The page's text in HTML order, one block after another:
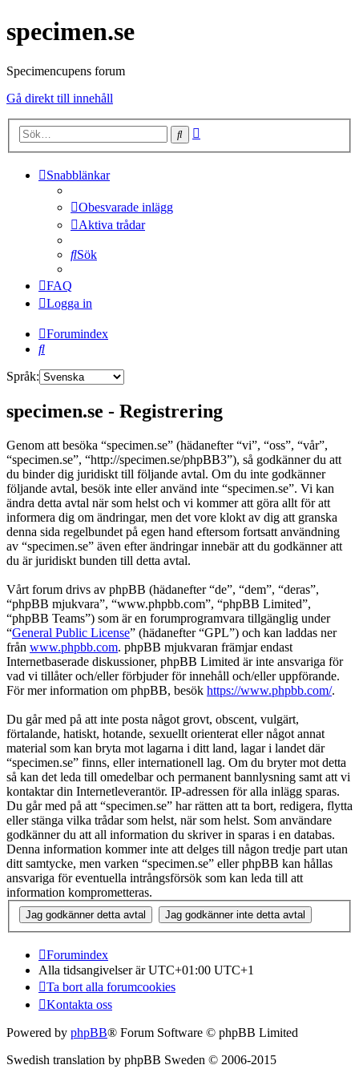
specimen.se
Specimencupens forum
Gå direkt till innehåll
Sök
Snabblänkar
Obesvarade inlägg
Aktiva trådar
Sök
FAQ
Logga in
Forumindex
Sök
Språk:
specimen.se - Registrering
Genom att besöka “specimen.se” (hädanefter “vi”, “oss”, “vår”,
“specimen.se”, “http://specimen.se/phpBB3”), så godkänner du att
du binder dig juridiskt till följande avtal. Om du inte godkänner
följande avtal, besök inte eller använd inte “specimen.se”. Vi kan
ändra detta avtal när som helst och vi kommer att göra allt för att
informera dig om ändringar, men det vore klokt av dig att granska
denna sida regelbundet på egen hand eftersom fortsatt användning
av “specimen.se” även efter ändringar innebär att du godkänner att
du är juridiskt bunden till detta avtal.
Vårt forum drivs av phpBB (hädanefter “de”, “dem”, “deras”,
“phpBB mjukvara”, “www.phpbb.com”, “phpBB Limited”,
“phpBB Teams”) som är en forumprogramvara tillgänglig under
“General Public License” (hädanefter “GPL”) och kan laddas ner
från www.phpbb.com. phpBB mjukvaran främjar endast
Internetbaserade diskussioner, phpBB Limited är inte ansvariga för
vad vi tillåter och/eller förbjuder för innehåll och/eller uppförande.
För mer information om phpBB, besök https://www.phpbb.com/.
Du går med på att inte posta något grovt, obscent, vulgärt,
förtalande, hatiskt, hotande, sexuellt orienterat eller något annat
material som kan bryta mot lagarna i ditt land, lagar i landet där
“specimen.se” finns, eller internationell lag. Om du bryter mot detta
så kan det leda till omedelbar och permanent bannlysning samt att vi
kontaktar din Internetleverantör. IP-adressen för alla inlägg sparas.
Du går med på att “specimen.se” har rätten att ta bort, redigera, flytta
eller stänga vilka trådar som helst, när som helst. Som användare
godkänner du att all information du skriver in sparas i en databas.
Denna information kommer inte att delges till någon tredje part utan
ditt samtycke, men varken “specimen.se” eller phpBB kan hållas
ansvariga för eventuella intrångsförsök som kan leda till att
information komprometteras.
Forumindex
Alla tidsangivelser är UTC+01:00 UTC+1
Ta bort alla forumcookies
Kontakta oss
Powered by phpBB® Forum Software © phpBB Limited
Swedish translation by phpBB Sweden © 2006-2015